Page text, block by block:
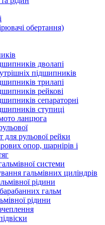
обертання)
дволапі
підшипників
трилапі
рейкові
сепараторні
ступиці
ланцюга
для рульової рейки
опор, шарнірів і
системи
гальмівних циліндрів
рідини
гальм
рідини